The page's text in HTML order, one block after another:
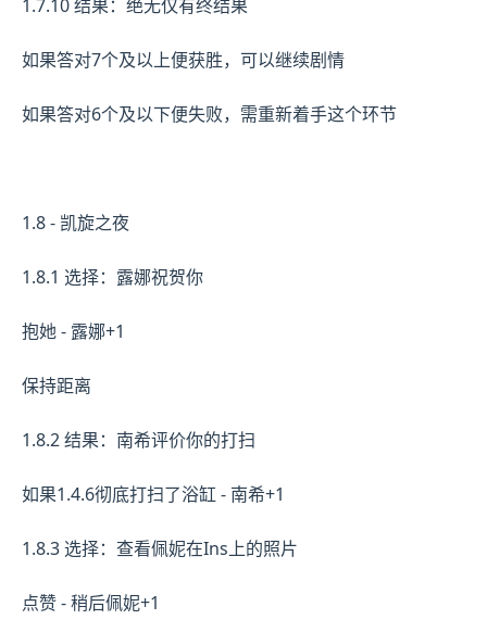
1.7.10 结果：绝无仅有终结果
如果答对7个及以上便获胜，可以继续剧情
如果答对6个及以下便失败，需重新着手这个环节
1.8 - 凯旋之夜
1.8.1 选择：露娜祝贺你
抱她 - 露娜+1
保持距离
1.8.2 结果：南希评价你的打扫
如果1.4.6彻底打扫了浴缸 - 南希+1
1.8.3 选择：查看佩妮在Ins上的照片
点赞 - 稍后佩妮+1